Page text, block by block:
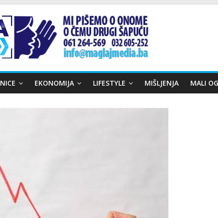
EKONOMIJA LIFESTYLE MIŠLJENJA MALI